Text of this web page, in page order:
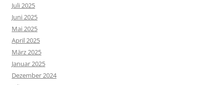
Juli 2025
Juni 2025
Mai 2025
April 2025
März 2025
Januar 2025
Dezember 2024